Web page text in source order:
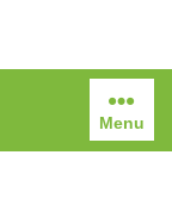
Menu